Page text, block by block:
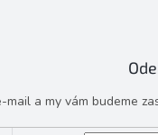
mail a my vám budeme